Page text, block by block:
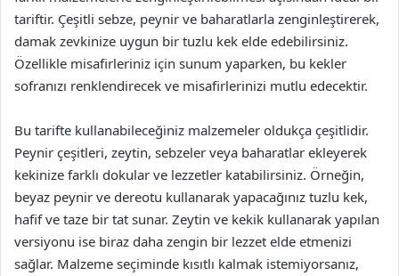
tariftir. Çeşitli sebze, peynir ve baharatlarla zenginleştirerek,
damak zevkinize uygun bir tuzlu kek elde edebilirsiniz.
Özellikle misafirleriniz için sunum yaparken, bu kekler
sofranızı renklendirecek ve misafirlerinizi mutlu edecektir.
Bu tarifte kullanabileceğiniz malzemeler oldukça çeşitlidir.
Peynir çeşitleri, zeytin, sebzeler veya baharatlar ekleyerek
kekinize farklı dokular ve lezzetler katabilirsiniz. Örneğin,
beyaz peynir ve dereotu kullanarak yapacağınız tuzlu kek,
hafif ve taze bir tat sunar. Zeytin ve kekik kullanarak yapılan
versiyonu ise biraz daha zengin bir lezzet elde etmenizi
sağlar. Malzeme seçiminde kısıtlı kalmak istemiyorsanız,